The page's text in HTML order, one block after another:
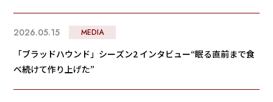
2026.05.15 MEDIA
「ブラッドハウンド」シーズン2 インタビュー“眠る直前まで食
べ続けて作り上げた”